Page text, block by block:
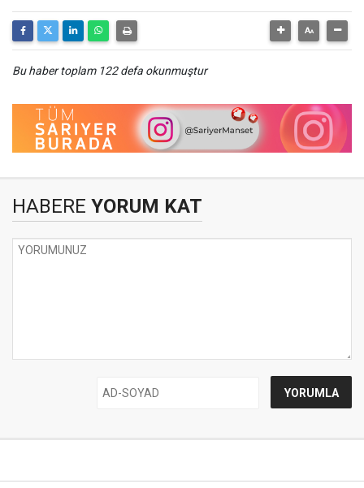
Bu haber toplam 122 defa okunmuştur
HABERE YORUM KAT